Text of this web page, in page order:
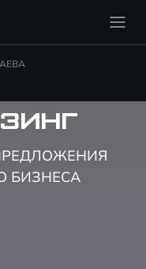
БИЗНЕСА